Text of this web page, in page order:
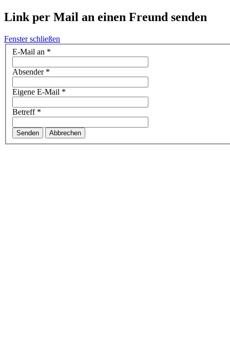
Link per Mail an einen Freund senden
Fenster schließen
E-Mail an *
Absender*
Eigene E-Mail *
Betreff*
Senden Abbrechen